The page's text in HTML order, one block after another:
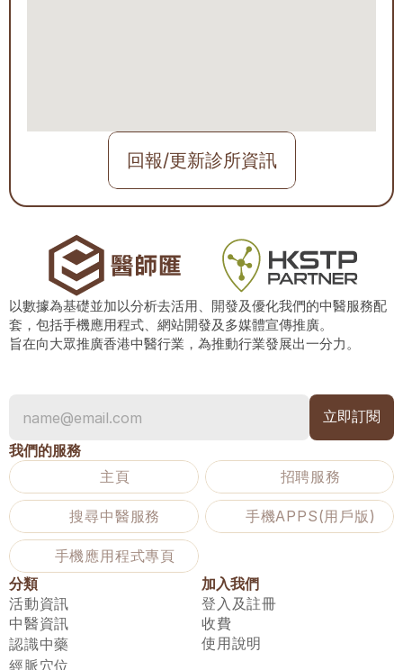
回報/更新診所資訊
以數據為基礎並加以分析去活用、開發及優化我們的中醫服務配
套，包括手機應用程式、網站開發及多媒體宣傳推廣。
旨在向大眾推廣香港中醫行業，為推動行業發展出一分力。
我們的服務
主頁
招聘服務
搜尋中醫服務 手機APPS(用戶版)
手機應用程式專頁
分類
活動資訊
中醫資訊
認識中藥
經脈穴位
加入我們
登入及註冊
收費
使用說明